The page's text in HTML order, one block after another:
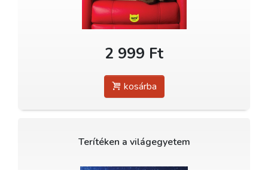
2 999 Ft
kosárba
Terítéken a világegyetem